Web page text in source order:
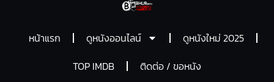
หน้าแรก ดูหนังออนไลน์
ดูหนังใหม่ 2025
TOP IMDB
ติดต่อ / ขอหนัง